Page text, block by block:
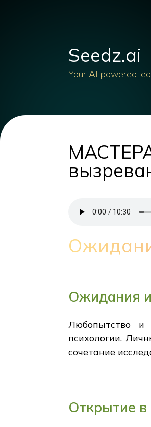
Seedz.ai
Your AI powered
Ожидания
Любопытство и
психологии.
сочетание
Открытие в